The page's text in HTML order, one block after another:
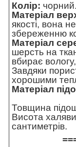
Колір: чорний.
Матеріал
якості, вона
збереженню
Матеріал
шерсть на
вбирає
Завдяки
хорошими
Матеріал
Товщина
Висота
сантиметрів.